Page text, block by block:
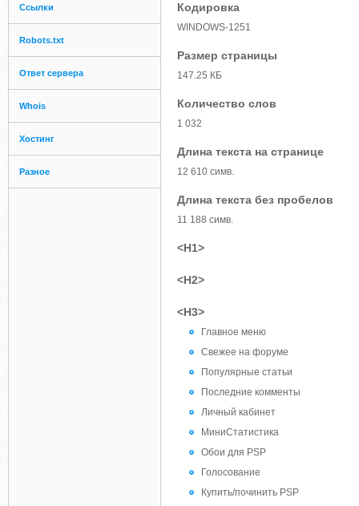
Ссылки
Robots.txt
Ответ сервера
Whois
Хостинг
Разное
Кодировка
WINDOWS-1251
Размер страницы
147.25 КБ
Количество слов
1 032
Длина текста на странице
12 610 симв.
Длина текста без пробелов
11 188 симв.
<H1>
<H2>
<H3>
Главное меню
Свежее на форуме
Популярные статьи
Последние комменты
Личный кабинет
МиниСтатистика
Обои для PSP
Голосование
Купить/починить PSP